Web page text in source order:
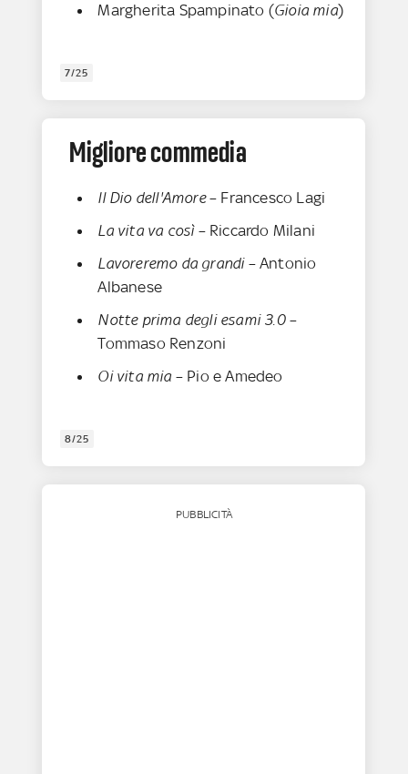
Margherita Spampinato (Gioia mia)
7/25
Migliore commedia
Il Dio dell'Amore– Francesco Lagi
La vita va così– Riccardo Milani
Lavoreremo da grandi– Antonio
Albanese
Notte prima degli esami 3.0–
Tommaso Renzoni
Oi vita mia– Pio e Amedeo
8/25
PUBBLICITÀ